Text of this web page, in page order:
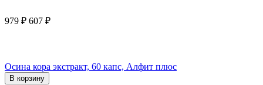
979 ₽ 607 ₽
Осина кора экстракт, 60 капс, Алфит плюс
В корзину